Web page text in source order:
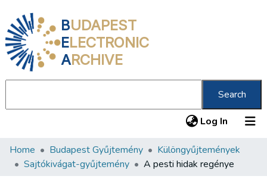
BUDAPEST
ELECTRONIC
ARCHIVE
Search
Log In (current)
Communities & Collections
Home Budapest Gyűjtemény
Különgyűjtemények
Sajtókivágat-gyűjtemény
A pesti hidak regénye